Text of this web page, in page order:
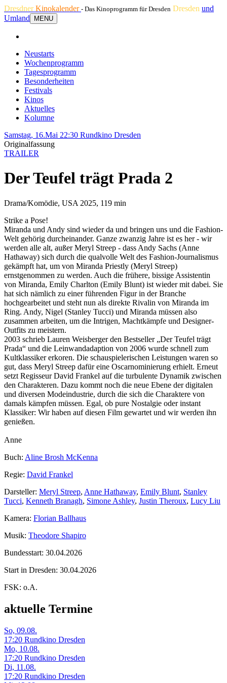
DresdnerKinokalender - Das Kinoprogramm für Dresden Dresden und
Umland
MENU
Neustarts
Wochenprogramm
Tagesprogramm
Besonderheiten
Festivals
Kinos
Aktuelles
Kolumne
Samstag, 16.Mai 22:30 Rundkino Dresden
Originalfassung
TRAILER
Der Teufel trägt Prada 2
Drama/Komödie, USA 2025, 119 min
Strike a Pose!
Miranda und Andy sind wieder da und bringen uns und die Fashion-
Welt gehörig durcheinander. Ganze zwanzig Jahre ist es her - wir
werden alle alt, außer Meryl Streep - dass Andy Sachs (Anne
Hathaway) sich durch die qualvolle Welt des Fashion-Journalismus
gekämpft hat, um von Miranda Priestly (Meryl Streep)
ernstgenommen zu werden. Auch die frühere, bissige Assistentin
von Miranda, Emily Charlton (Emily Blunt) ist wieder mit dabei. Sie
hat sich nämlich zu einer führenden Figur in der Branche
hochgearbeitet und steht nun als direkte Rivalin von Miranda im
Ring. Andy, Nigel (Stanley Tucci) und Miranda müssen also
zusammen arbeiten, um die Intrigen, Machtkämpfe und Designer-
Outfits zu meistern.
2003 schrieb Lauren Weisberger den Bestseller „Der Teufel trägt
Prada“ und die Leinwandadaption von 2006 wurde schnell zum
Kultklassiker erkoren. Die schauspielerischen Leistungen waren so
gut, dass Meryl Streep dafür eine Oscarnominierung erhielt. Erneut
setzt Regisseur David Frankel auf die turbulente Dynamik zwischen
den Charakteren. Dazu kommt noch die neue Ebene der digitalen
und diversen Modeindustrie, durch die sich die Charaktere von
damals kämpfen müssen. Egal, ob pure Nostalgie oder instant
Klassiker: Wir haben auf diesen Film gewartet und wir werden ihn
genießen.
Anne
Buch: Aline Brosh McKenna
Regie: David Frankel
Darsteller: Meryl Streep, Anne Hathaway, Emily Blunt, Stanley
Tucci, Kenneth Branagh, Simone Ashley, Justin Theroux, Lucy Liu
Kamera: Florian Ballhaus
Musik: Theodore Shapiro
Bundesstart: 30.04.2026
Start in Dresden: 30.04.2026
FSK: o.A.
aktuelle Termine
So, 09.08.
17:20 Rundkino Dresden
Mo, 10.08.
17:20 Rundkino Dresden
Di, 11.08.
17:20 Rundkino Dresden